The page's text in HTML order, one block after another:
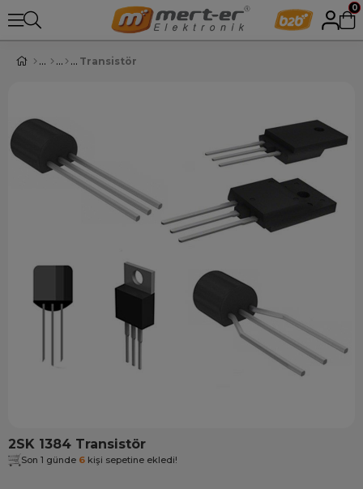
0
Transistör
2SK 1384 Transistör
Son 1 günde 6 kişi sepetine ekledi!